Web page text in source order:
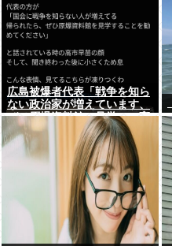
広島被爆者代表「戦争を知ら
ない政治家が増えています、
ぜひ原爆資料館に見学へ」高
市早苗「はぁ…(ため息)」ジ
ロッ